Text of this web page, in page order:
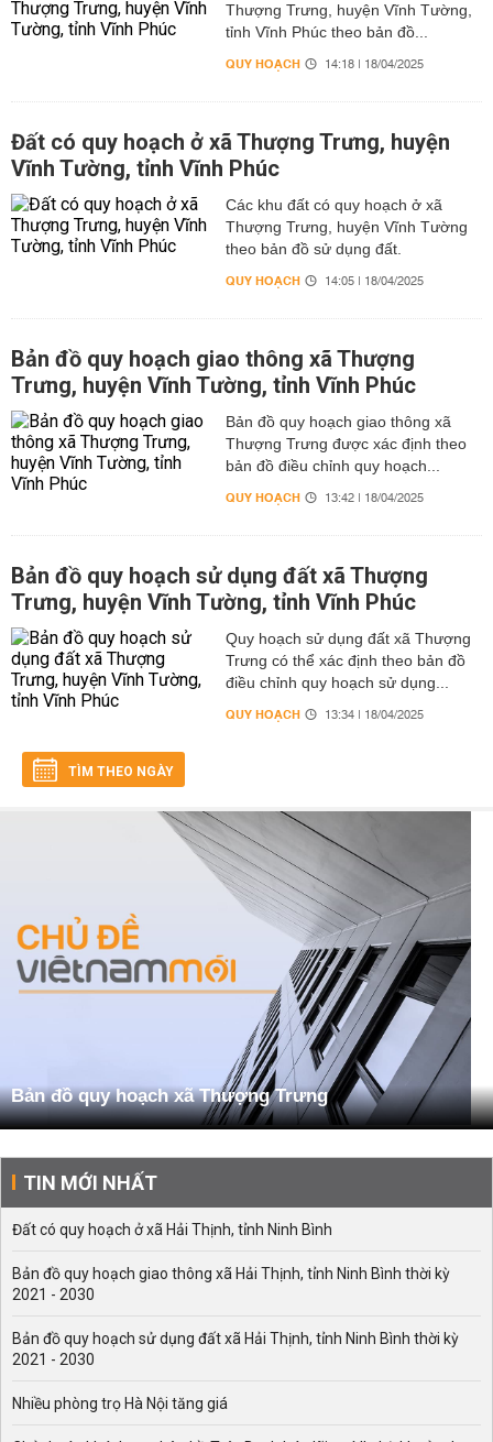
Thượng Trưng, huyện Vĩnh Tường,
tỉnh Vĩnh Phúc theo bản đồ...
QUY HOẠCH 14:18 | 18/04/2025
Đất có quy hoạch ở xã Thượng Trưng, huyện
Vĩnh Tường, tỉnh Vĩnh Phúc
Các khu đất có quy hoạch ở xã
Thượng Trưng, huyện Vĩnh Tường
theo bản đồ sử dụng đất.
QUY HOẠCH 14:05 | 18/04/2025
Bản đồ quy hoạch giao thông xã Thượng
Trưng, huyện Vĩnh Tường, tỉnh Vĩnh Phúc
Bản đồ quy hoạch giao thông xã
Thượng Trưng được xác định theo
bản đồ điều chỉnh quy hoạch...
QUY HOẠCH 13:42 | 18/04/2025
Bản đồ quy hoạch sử dụng đất xã Thượng
Trưng, huyện Vĩnh Tường, tỉnh Vĩnh Phúc
Quy hoạch sử dụng đất xã Thượng
Trưng có thể xác định theo bản đồ
điều chỉnh quy hoạch sử dụng...
QUY HOẠCH 13:34 | 18/04/2025
TÌM THEO NGÀY
Bản đồ quy hoạch xã Thượng Trưng
TIN MỚI NHẤT
Đất có quy hoạch ở xã Hải Thịnh, tỉnh Ninh Bình
Bản đồ quy hoạch giao thông xã Hải Thịnh, tỉnh Ninh Bình thời kỳ
2021 - 2030
Bản đồ quy hoạch sử dụng đất xã Hải Thịnh, tỉnh Ninh Bình thời kỳ
2021 - 2030
Nhiều phòng trọ Hà Nội tăng giá